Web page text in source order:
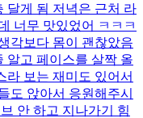
달게 됨 저녁은 근처 라
너무 맛있었어 ㅋㅋㅋ
각보다 몸이 괜찮았음
알고 페이스를 살짝 올
라 보는 재미도 있어서
도 앉아서 응원해주시
안 하고 지나가기 힘